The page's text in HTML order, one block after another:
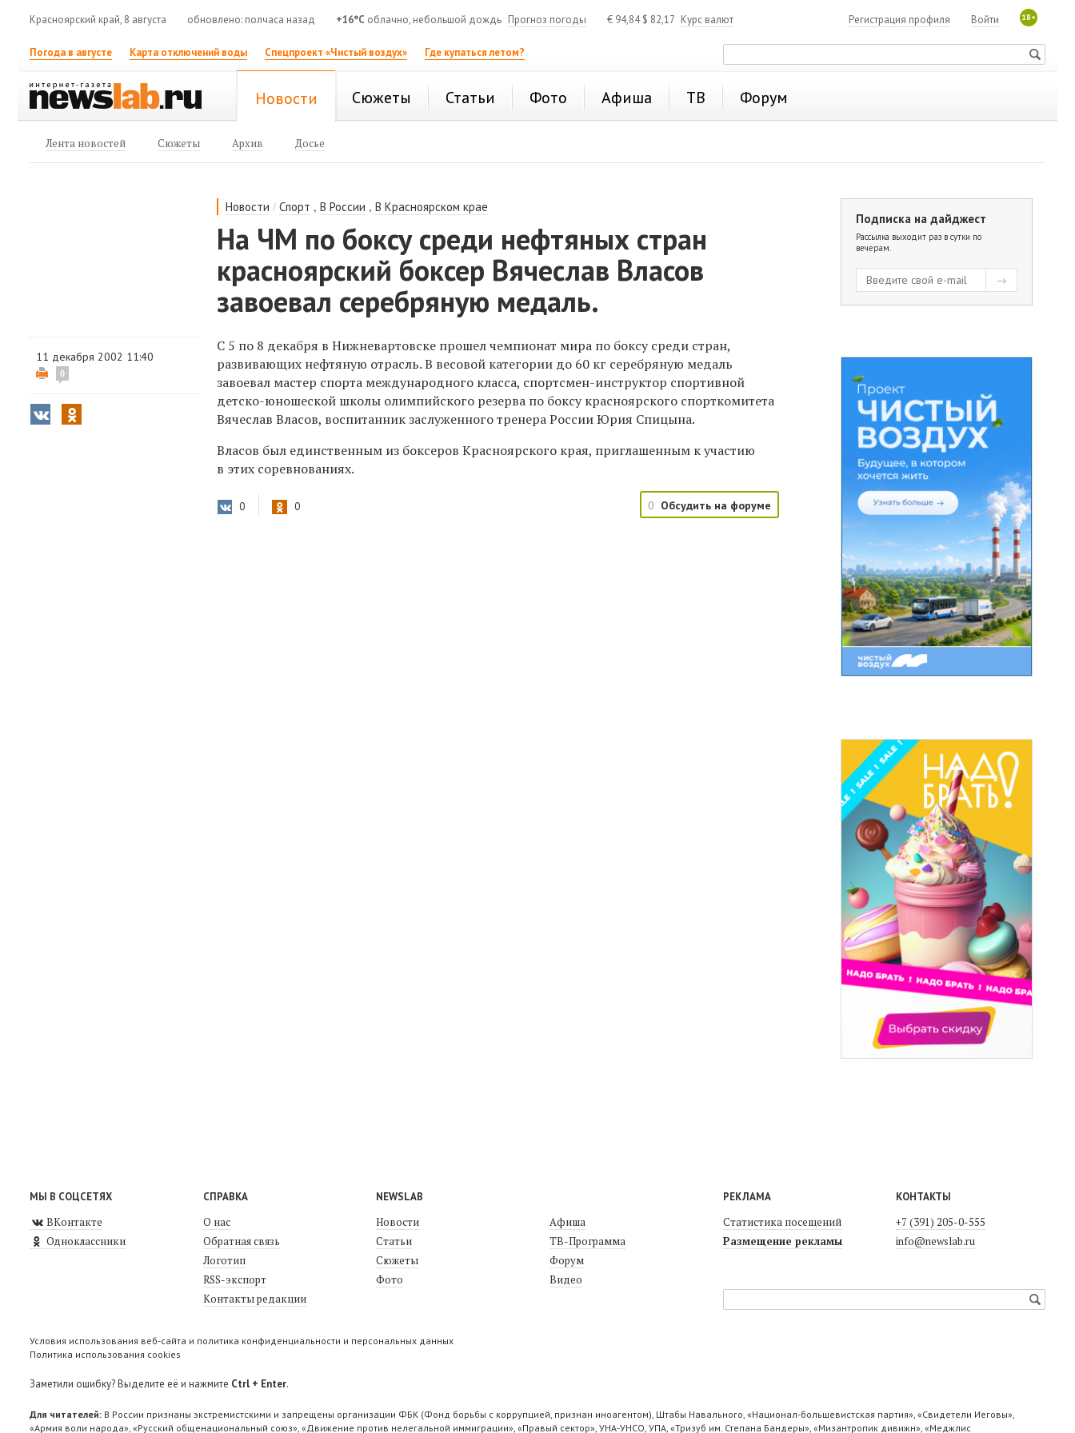
Красноярский край, 8 августа обновлено: полчаса назад +16°C облачно, небольшой дождь Прогноз погоды € 94,84$ 82,17 Курс валют 18+
Войти
Регистрация профиля
Погода в августе Карта отключений воды Спецпроект «Чистый воздух» Где купаться летом?
Новости Сюжеты Статьи Фото Афиша ТВ Форум
Лента новостей Сюжеты Архив Досье
Новости /Спорт ,В России ,В Красноярском крае
На ЧМ по боксу среди нефтяных стран
красноярский боксер Вячеслав Власов
завоевал серебряную медаль.
11 декабря 2002 11:40
0
С 5 по 8 декабря в Нижневартовске прошел чемпионат мира по боксу среди стран,
развивающих нефтяную отрасль. В весовой категории до 60 кг серебряную медаль
завоевал мастер спорта международного класса, спортсмен-инструктор спортивной
детско-юношеской школы олимпийского резерва по боксу красноярского спорткомитета
Вячеслав Власов, воспитанник заслуженного тренера России Юрия Спицына.
Власов был единственным из боксеров Красноярского края, приглашенным к участию
в этих соревнованиях.
0 0 0 Обсудить на форуме
Подписка на дайджест
Рассылка выходит раз в сутки по
вечерам.
МЫ В СОЦСЕТЯХ
ВКонтакте
Одноклассники
СПРАВКА
О нас
Обратная связь
Логотип
RSS-экспорт
Контакты редакции
NEWSLAB
Новости
Статьи
Сюжеты
Фото
Афиша
ТВ-Программа
Форум
Видео
РЕКЛАМА
Статистика посещений
Размещение рекламы
КОНТАКТЫ
+7 (391) 205-0-555
info@newslab.ru
Условия использования веб-сайта и политика конфиденциальности и персональных данных
Политика использования cookies
Заметили ошибку? Выделите её и нажмите Ctrl + Enter.
Для читателей: В России признаны экстремистскими и запрещены организации ФБК (Фонд борьбы с коррупцией, признан иноагентом), Штабы Навального, «Национал-большевистская партия», «Свидетели Иеговы»,
«Армия воли народа», «Русский общенациональный союз», «Движение против нелегальной иммиграции», «Правый сектор», УНА-УНСО, УПА, «Тризуб им. Степана Бандеры», «Мизантропик дивижн», «Меджлис